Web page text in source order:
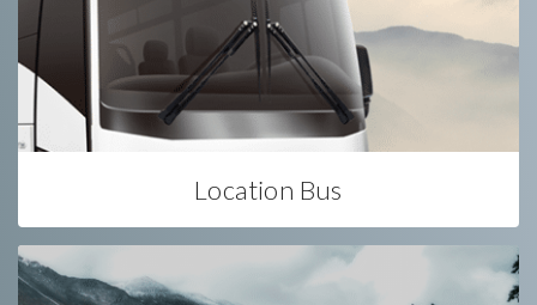
Location Bus